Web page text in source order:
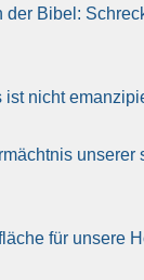
der Bibel:
ist nicht
für unse­re